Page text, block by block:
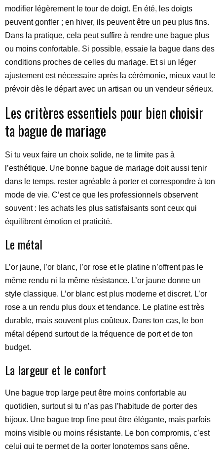
modifier légèrement le tour de doigt. En été, les doigts
peuvent gonfler ; en hiver, ils peuvent être un peu plus fins.
Dans la pratique, cela peut suffire à rendre une bague plus
ou moins confortable. Si possible, essaie la bague dans des
conditions proches de celles du mariage. Et si un léger
ajustement est nécessaire après la cérémonie, mieux vaut le
prévoir dès le départ avec un artisan ou un vendeur sérieux.
Les critères essentiels pour bien choisir
ta bague de mariage
Si tu veux faire un choix solide, ne te limite pas à
l’esthétique. Une bonne bague de mariage doit aussi tenir
dans le temps, rester agréable à porter et correspondre à ton
mode de vie. C’est ce que les professionnels observent
souvent : les achats les plus satisfaisants sont ceux qui
équilibrent émotion et praticité.
Le métal
L’or jaune, l’or blanc, l’or rose et le platine n’offrent pas le
même rendu ni la même résistance. L’or jaune donne un
style classique. L’or blanc est plus moderne et discret. L’or
rose a un rendu plus doux et tendance. Le platine est très
durable, mais souvent plus coûteux. Dans ton cas, le bon
métal dépend surtout de la fréquence de port et de ton
budget.
La largeur et le confort
Une bague trop large peut être moins confortable au
quotidien, surtout si tu n’as pas l’habitude de porter des
bijoux. Une bague trop fine peut être élégante, mais parfois
moins visible ou moins résistante. Le bon compromis, c’est
celui qui te permet de la porter longtemps sans gêne.